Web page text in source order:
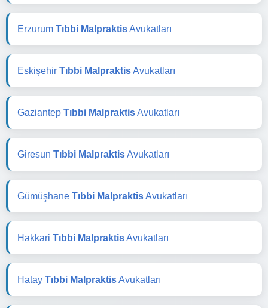
Erzurum Tıbbi MalpraktisAvukatları
Eskişehir Tıbbi MalpraktisAvukatları
Gaziantep Tıbbi MalpraktisAvukatları
Giresun Tıbbi MalpraktisAvukatları
Gümüşhane Tıbbi MalpraktisAvukatları
Hakkari Tıbbi MalpraktisAvukatları
Hatay Tıbbi MalpraktisAvukatları